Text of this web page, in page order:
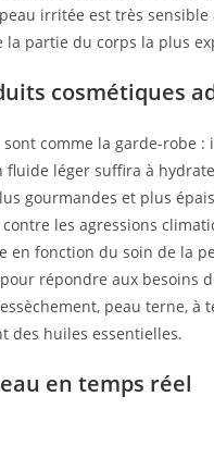
irritée est très
partie du corps la plus
cosmétiques
comme la garde-robe
léger suffira à
gourmandes et plus
les agressions
fonction du soin de la
répondre aux besoins
peau terne, à
des huiles essentielles.
en temps réel